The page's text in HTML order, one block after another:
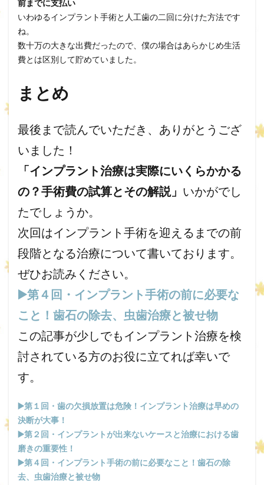
前までに支払い
いわゆるインプラント手術と人工歯の二回に分けた方法です
ね。
数十万の大きな出費だったので、僕の場合はあらかじめ生活
費とは区別して貯めていました。
まとめ
最後まで読んでいただき、ありがとうござ
いました！
「インプラント治療は実際にいくらかかる
の？手術費の試算とその解説」 いかがでし
たでしょうか。
次回はインプラント手術を迎えるまでの前
段階となる治療について書いております。
ぜひお読みください。
▶️第４回・インプラント手術の前に必要な
こと！歯石の除去、虫歯治療と被せ物
この記事が少しでもインプラント治療を検
討されている方のお役に立てれば幸いで
す。
▶️第１回・歯の欠損放置は危険！インプラント治療は早めの
決断が大事！
▶️第２回・インプラントが出来ないケースと治療における歯
磨きの重要性！
▶️第４回・インプラント手術の前に必要なこと！歯石の除
去、虫歯治療と被せ物